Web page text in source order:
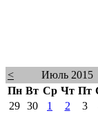
<
Июль 2015
Пн Вт Ср Чт Пт
29 30 1 2 3